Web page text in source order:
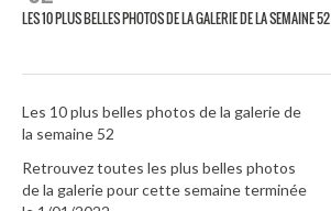
LES 10 PLUS BELLES PHOTOS DE LA GALERIE DE LA SEMAINE 52
Les 10 plus belles photos de la galerie de
la semaine 52
Retrouvez toutes les plus belles photos
de la galerie pour cette semaine terminée